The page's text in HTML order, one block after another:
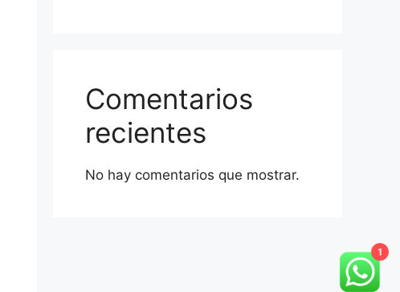
Comentarios
recientes
No hay comentarios que mostrar.
1